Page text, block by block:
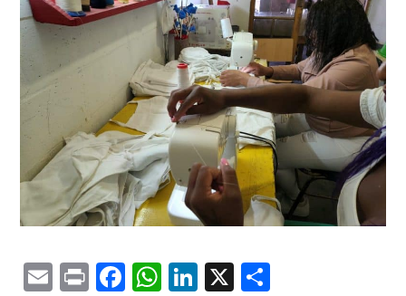
EmailPrintFacebook
WhatsApp
LinkedIn
X